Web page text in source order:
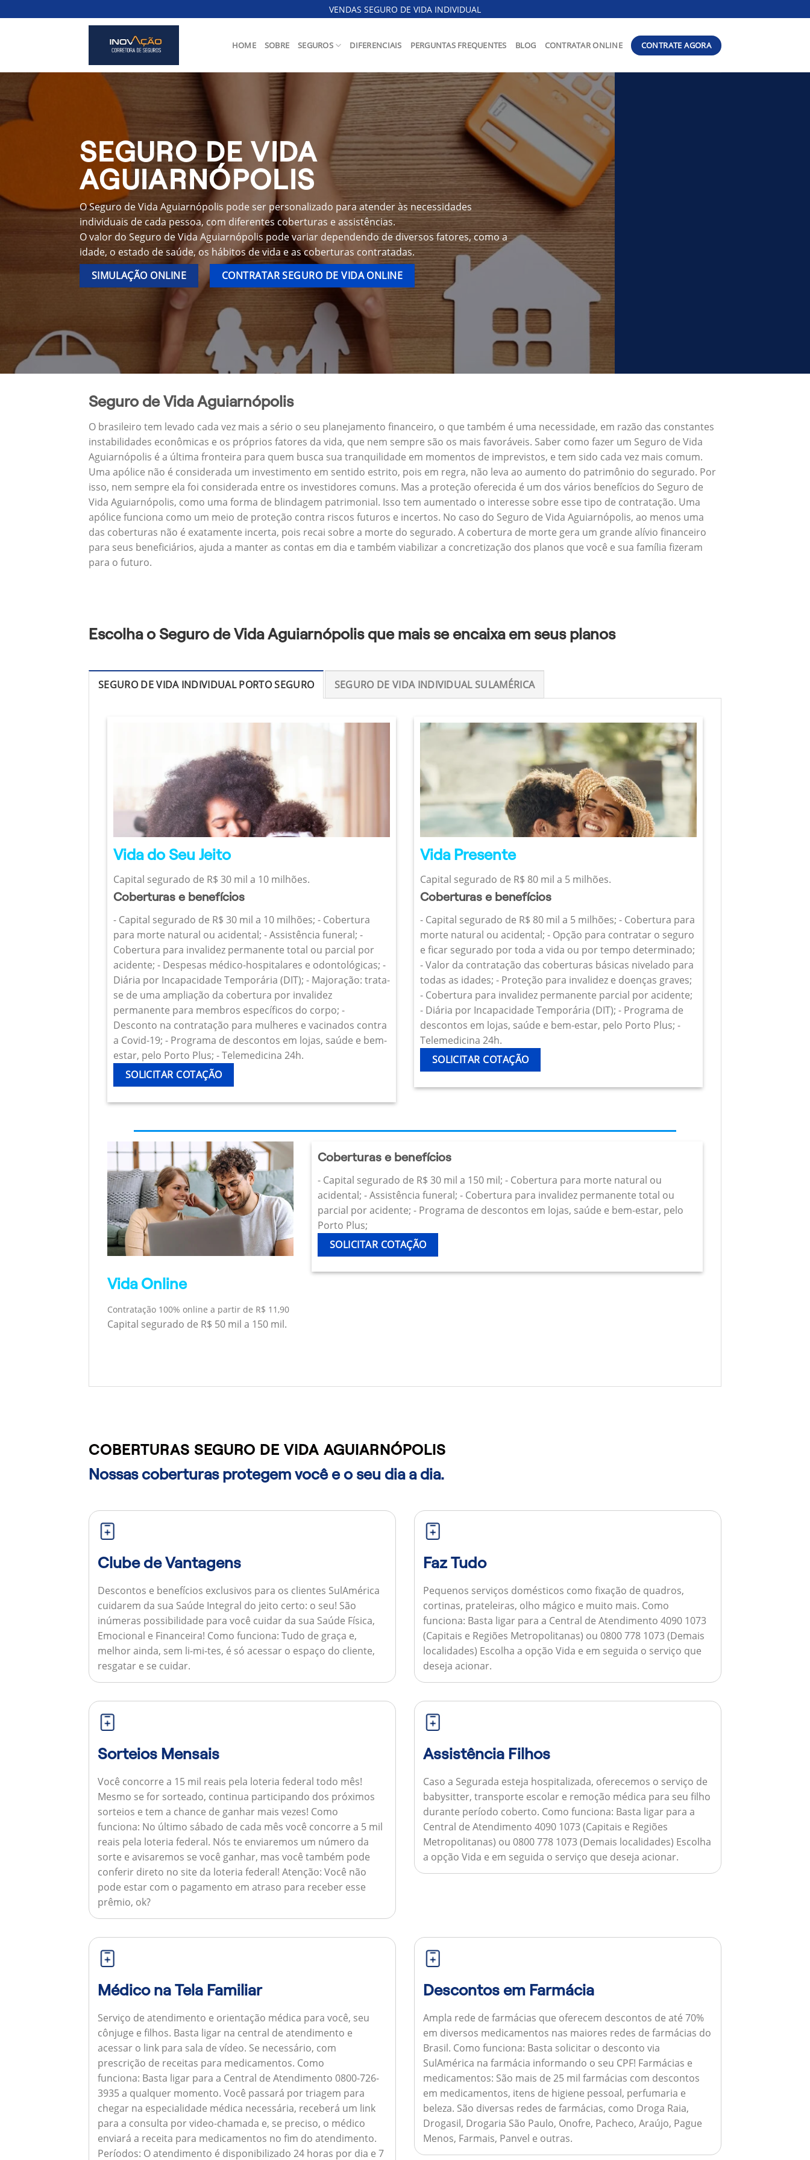
to
VENDAS SEGURO DE VIDA INDIVIDUAL
HOME SOBRE SEGUROS DIFERENCIAIS PERGUNTAS FREQUENTES BLOG CONTRATAR ONLINE CONTRATE AGORA
SEGURO DE VIDA
AGUIARNÓPOLIS
O Seguro de Vida Aguiarnópolis pode ser personalizado para atender às necessidades
individuais de cada pessoa, com diferentes coberturas e assistências.
O valor do Seguro de Vida Aguiarnópolis pode variar dependendo de diversos fatores, como a
idade, o estado de saúde, os hábitos de vida e as coberturas contratadas.
SIMULAÇÃO ONLINE
CONTRATAR SEGURO DE VIDA ONLINE
Seguro de Vida Aguiarnópolis
O brasileiro tem levado cada vez mais a sério o seu planejamento financeiro, o que também é uma necessidade, em razão das constantes
instabilidades econômicas e os próprios fatores da vida, que nem sempre são os mais favoráveis. Saber como fazer um Seguro de Vida
Aguiarnópolis é a última fronteira para quem busca sua tranquilidade em momentos de imprevistos, e tem sido cada vez mais comum.
Uma apólice não é considerada um investimento em sentido estrito, pois em regra, não leva ao aumento do patrimônio do segurado. Por
isso, nem sempre ela foi considerada entre os investidores comuns. Mas a proteção oferecida é um dos vários benefícios do Seguro de
Vida Aguiarnópolis, como uma forma de blindagem patrimonial. Isso tem aumentado o interesse sobre esse tipo de contratação. Uma
apólice funciona como um meio de proteção contra riscos futuros e incertos. No caso do Seguro de Vida Aguiarnópolis, ao menos uma
das coberturas não é exatamente incerta, pois recai sobre a morte do segurado. A cobertura de morte gera um grande alívio financeiro
para seus beneficiários, ajuda a manter as contas em dia e também viabilizar a concretização dos planos que você e sua família fizeram
para o futuro.
Escolha o Seguro de Vida Aguiarnópolis que mais se encaixa em seus planos
SEGURO DE VIDA INDIVIDUAL PORTO SEGURO SEGURO DE VIDA INDIVIDUAL SULAMÉRICA
Vida do Seu Jeito
Capital segurado de R$ 30 mil a 10 milhões.
Coberturas e benefícios
- Capital segurado de R$ 30 mil a 10 milhões; - Cobertura
para morte natural ou acidental; - Assistência funeral; -
Cobertura para invalidez permanente total ou parcial por
acidente; - Despesas médico-hospitalares e odontológicas; -
Diária por Incapacidade Temporária (DIT); - Majoração: trata-
se de uma ampliação da cobertura por invalidez
permanente para membros específicos do corpo; -
Desconto na contratação para mulheres e vacinados contra
a Covid-19; - Programa de descontos em lojas, saúde e bem-
estar, pelo Porto Plus; - Telemedicina 24h.
SOLICITAR COTAÇÃO
Vida Presente
Capital segurado de R$ 80 mil a 5 milhões.
Coberturas e benefícios
- Capital segurado de R$ 80 mil a 5 milhões; - Cobertura para
morte natural ou acidental; - Opção para contratar o seguro
e ficar segurado por toda a vida ou por tempo determinado;
- Valor da contratação das coberturas básicas nivelado para
todas as idades; - Proteção para invalidez e doenças graves;
- Cobertura para invalidez permanente parcial por acidente;
- Diária por Incapacidade Temporária (DIT); - Programa de
descontos em lojas, saúde e bem-estar, pelo Porto Plus; -
Telemedicina 24h.
SOLICITAR COTAÇÃO
Vida Online
Contratação 100% online a partir de R$ 11,90
Capital segurado de R$ 50 mil a 150 mil.
Coberturas e benefícios
- Capital segurado de R$ 30 mil a 150 mil; - Cobertura para morte natural ou
acidental; - Assistência funeral; - Cobertura para invalidez permanente total ou
parcial por acidente; - Programa de descontos em lojas, saúde e bem-estar, pelo
Porto Plus;
SOLICITAR COTAÇÃO
COBERTURAS SEGURO DE VIDA AGUIARNÓPOLIS
Nossas coberturas protegem você e o seu dia a dia.
Clube de Vantagens
Descontos e benefícios exclusivos para os clientes SulAmérica
cuidarem da sua Saúde Integral do jeito certo: o seu! São
inúmeras possibilidade para você cuidar da sua Saúde Física,
Emocional e Financeira! Como funciona: Tudo de graça e,
melhor ainda, sem li-mi-tes, é só acessar o espaço do cliente,
resgatar e se cuidar.
Faz Tudo
Pequenos serviços domésticos como fixação de quadros,
cortinas, prateleiras, olho mágico e muito mais. Como
funciona: Basta ligar para a Central de Atendimento 4090 1073
(Capitais e Regiões Metropolitanas) ou 0800 778 1073 (Demais
localidades) Escolha a opção Vida e em seguida o serviço que
deseja acionar.
Sorteios Mensais
Você concorre a 15 mil reais pela loteria federal todo mês!
Mesmo se for sorteado, continua participando dos próximos
sorteios e tem a chance de ganhar mais vezes! Como
funciona: No último sábado de cada mês você concorre a 5 mil
reais pela loteria federal. Nós te enviaremos um número da
sorte e avisaremos se você ganhar, mas você também pode
conferir direto no site da loteria federal!Atenção: Você não
pode estar com o pagamento em atraso para receber esse
prêmio, ok?
Assistência Filhos
Caso a Segurada esteja hospitalizada, oferecemos o serviço de
babysitter, transporte escolar e remoção médica para seu filho
durante período coberto. Como funciona: Basta ligar para a
Central de Atendimento 4090 1073 (Capitais e Regiões
Metropolitanas) ou 0800 778 1073 (Demais localidades) Escolha
a opção Vida e em seguida o serviço que deseja acionar.
Médico na Tela Familiar
Serviço de atendimento e orientação médica para você, seu
cônjuge e filhos. Basta ligar na central de atendimento e
acessar o link para sala de vídeo. Se necessário, com
prescrição de receitas para medicamentos. Como
funciona: Basta ligar para a Central de Atendimento 0800-726-
3935 a qualquer momento. Você passará por triagem para
chegar na especialidade médica necessária, receberá um link
para a consulta por video-chamada e, se preciso, o médico
enviará a receita para medicamentos no fim do atendimento.
Períodos: O atendimento é disponibilizado 24 horas por dia e 7
Descontos em Farmácia
Ampla rede de farmácias que oferecem descontos de até 70%
em diversos medicamentos nas maiores redes de farmácias do
Brasil. Como funciona: Basta solicitar o desconto via
SulAmérica na farmácia informando o seu CPF! Farmácias e
medicamentos: São mais de 25 mil farmácias com descontos
em medicamentos, itens de higiene pessoal, perfumaria e
beleza. São diversas redes de farmácias, como Droga Raia,
Drogasil, Drogaria São Paulo, Onofre, Pacheco, Araújo, Pague
Menos, Farmais, Panvel e outras.